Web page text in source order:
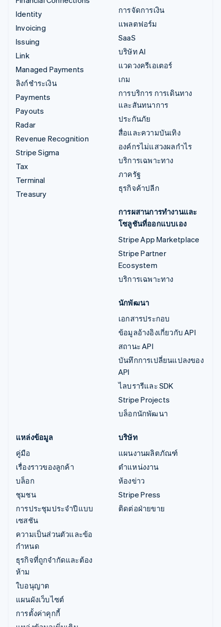
Identity
Invoicing
Issuing
Link
Managed Payments
ลิงก์ชำระเงิน
Payments
Payouts
Radar
Revenue Recognition
Stripe Sigma
Tax
Terminal
Treasury
การจัดการเงิน
แพลตฟอร์ม
SaaS
บริษัท AI
แวดวงครีเอเตอร์
เกม
การบริการ การเดินทาง
และสันทนาการ
ประกันภัย
สื่อและความบันเทิง
องค์กรไม่แสวงผลกำไร
บริการเฉพาะทาง
ภาครัฐ
ธุรกิจค้าปลีก
การผสานการทำงานและ
โซลูชันที่ออกแบบเอง
Stripe App Marketplace
Stripe Partner
Ecosystem
บริการเฉพาะทาง
นักพัฒนา
เอกสารประกอบ
ข้อมูลอ้างอิงเกี่ยวกับ API
สถานะ API
บันทึกการเปลี่ยนแปลงของ
API
ไลบรารีและ SDK
Stripe Projects
บล็อกนักพัฒนา
แหล่งข้อมูล
คู่มือ
เรื่องราวของลูกค้า
บล็อก
ชุมชน
การประชุมประจำปีแบบ
เซสชัน
ความเป็นส่วนตัวและข้อ
กำหนด
ธุรกิจที่ถูกจำกัดและต้อง
ห้าม
ใบอนุญาต
แผนผังเว็บไซต์
การตั้งค่าคุกกี้
บริษัท
แผนงานผลิตภัณฑ์
ตำแหน่งงาน
ห้องข่าว
Stripe Press
ติดต่อฝ่ายขาย